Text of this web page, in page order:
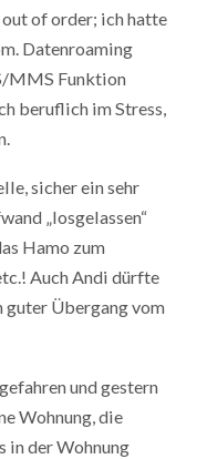
of order; ich hatte
Datenroaming
MMS Funktion
beruflich im Stress,
sicher ein sehr
„losgelassen“
Hamo zum
Auch Andi dürfte
guter Übergang vom
und gestern
Wohnung, die
in der Wohnung